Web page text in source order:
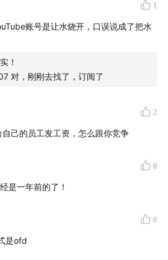
冯】
录音间
论区多多反馈收听感受，这对我们
加津津乐道小助手微信：
群。
1
账号是让水烧开，口误说成了把水
！
对，刚刚去找了，订阅了
2
己的员工发工资，怎么跟你竞争
0
是一年前的了！
0
是ofd